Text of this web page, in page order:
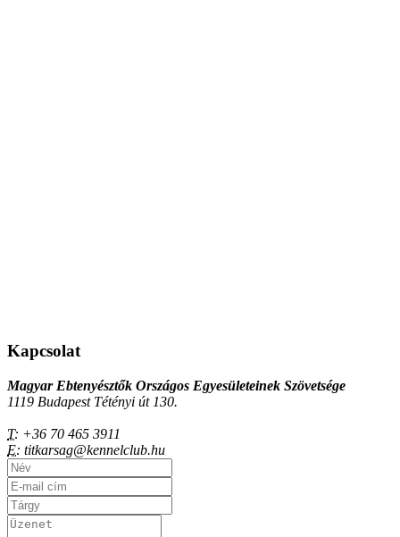
Kapcsolat
Magyar Ebtenyésztők Országos Egyesületeinek Szövetsége
1119 Budapest Tétényi út 130.
T: +36 70 465 3911
E: titkarsag@kennelclub.hu